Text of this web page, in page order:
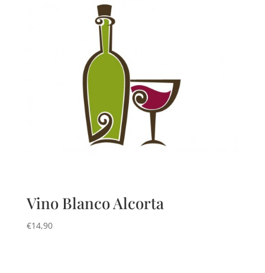
Vino Blanco Alcorta
€14,90